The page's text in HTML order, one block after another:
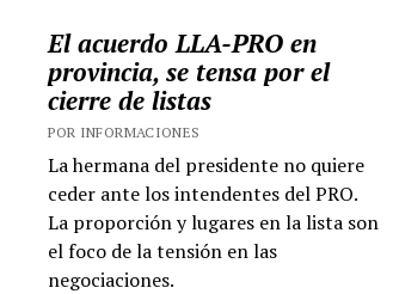
El acuerdo LLA-PRO en
provincia, se tensa por el
cierre de listas
POR INFORMACIONES
La hermana del presidente no quiere
ceder ante los intendentes del PRO.
La proporción y lugares en la lista son
el foco de la tensión en las
negociaciones.